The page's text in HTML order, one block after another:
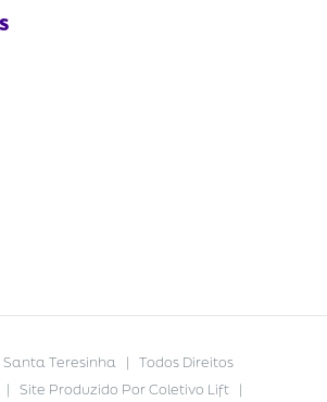
Santa Teresinha| Todos Direitos
| Site Produzido PorColetivo Lift|